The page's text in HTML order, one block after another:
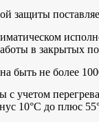
защиты
в закрытых
быть не более
с учетом
10°C до плюс